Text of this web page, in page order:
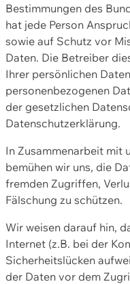
Bestimmungen des
hat jede Person
sowie auf Schutz vor
Daten. Die Betreiber
Ihrer persönlichen
personenbezogenen
der gesetzlichen
Datenschutzerklärung.
In Zusammenarbeit mit
bemühen wir uns, die
fremden Zugriffen,
Fälschung zu schützen.
Wir weisen darauf hin,
Internet (z.B. bei der
Sicherheitslücken
der Daten vor dem